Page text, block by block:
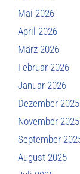
Mai 2026
April 2026
März 2026
Februar 2026
Januar 2026
Dezember 2025
November 2025
September
August 2025